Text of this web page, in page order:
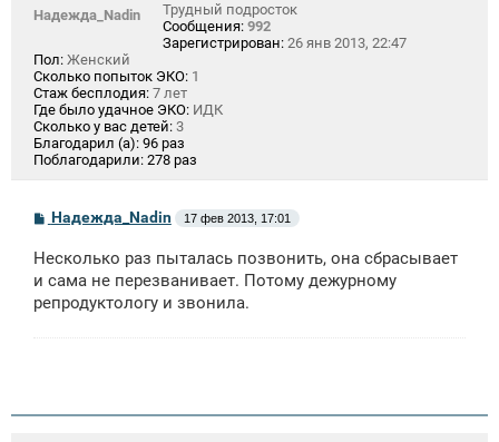
Надежда_Nadin
Трудный подросток
Сообщения: 992
Зарегистрирован: 26 янв 2013, 22:47
Пол: Женский
Сколько попыток ЭКО: 1
Стаж бесплодия: 7 лет
Где было удачное ЭКО: ИДК
Сколько у вас детей: 3
Благодарил (а): 96 раз
Поблагодарили: 278 раз
С
б
щ
н
Надежда_Nadin 17 фев 2013, 17:01
Несколько раз пыталась позвонить, она сбрасывает
и сама не перезванивает. Потому дежурному
репродуктологу и звонила.